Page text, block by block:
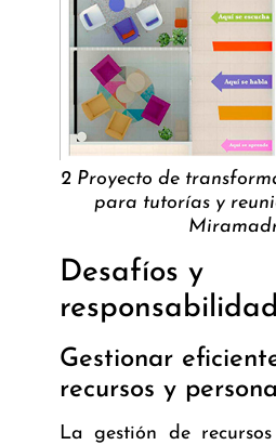
2 Proyecto de
para tutorías y
Desafíos y
Gestionar
recursos y
La gestión de